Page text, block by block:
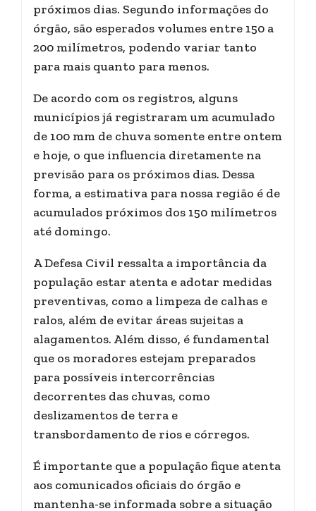
próximos dias. Segundo informações do
órgão, são esperados volumes entre 150 a
200 milímetros, podendo variar tanto
para mais quanto para menos.
De acordo com os registros, alguns
municípios já registraram um acumulado
de 100 mm de chuva somente entre ontem
e hoje, o que influencia diretamente na
previsão para os próximos dias. Dessa
forma, a estimativa para nossa região é de
acumulados próximos dos 150 milímetros
até domingo.
A Defesa Civil ressalta a importância da
população estar atenta e adotar medidas
preventivas, como a limpeza de calhas e
ralos, além de evitar áreas sujeitas a
alagamentos. Além disso, é fundamental
que os moradores estejam preparados
para possíveis intercorrências
decorrentes das chuvas, como
deslizamentos de terra e
transbordamento de rios e córregos.
É importante que a população fique atenta
aos comunicados oficiais do órgão e
mantenha-se informada sobre a situação